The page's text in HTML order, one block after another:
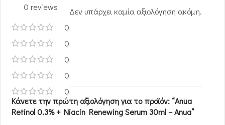
0 reviews
0
0
0
0
0
Δεν υπάρχει καμία αξιολόγηση ακόμη.
Κάνετε την πρώτη αξιολόγηση για το προϊόν: “Anua
Retinol 0.3% + Niacin Renewing Serum 30ml – Anua”